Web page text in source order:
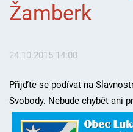
Žamberk
24.10.2015 14:00
Přijďte se podívat na
Svobody. Nebude chybět ani